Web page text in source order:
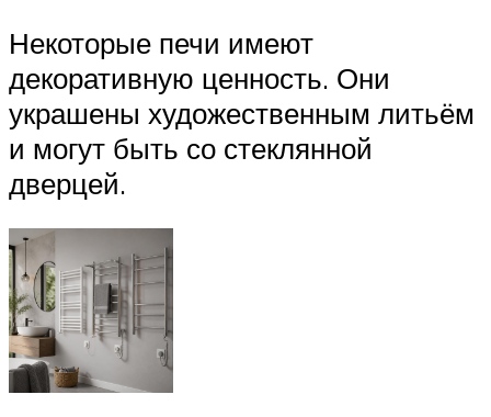
Некоторые печи имеют
декоративную ценность. Они
украшены художественным литьём
и могут быть со стеклянной
дверцей.